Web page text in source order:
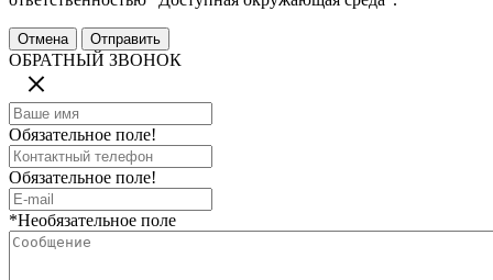
ОБРАТНЫЙ ЗВОНОК
Обязательное поле!
Обязательное поле!
*Необязательное поле